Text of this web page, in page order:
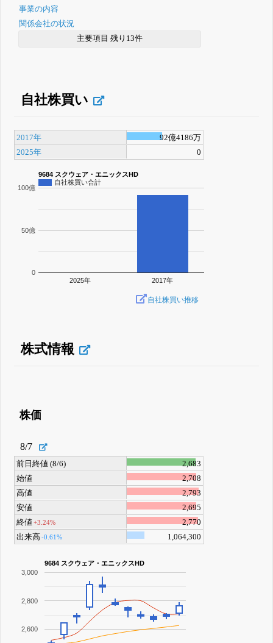
事業の内容
関係会社の状況
主要項目 残り13件
自社株買い
2017年
92億4186万
2025年
0
9684 スクウェア・エニックスHD
自社株買い合計
2025年 2017年
0
50億
100億
自社株買い推移
株式情報
株価
8/7
前日終値 (8/6)
2,683
始値
2,708
高値
2,793
安値
2,695
終値+3.24%
2,770
出来高-0.61% 1,064,300
9684 スクウェア・エニックスHD
2,600
2,800
3,000